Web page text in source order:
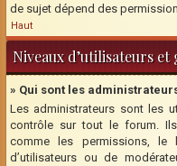
de sujet dépend des
Haut
Niveaux d’utilisateurs et
» Qui sont les
Les administrateurs sont les
contrôle sur tout le forum.
comme les permissions, le
d’utilisateurs ou de